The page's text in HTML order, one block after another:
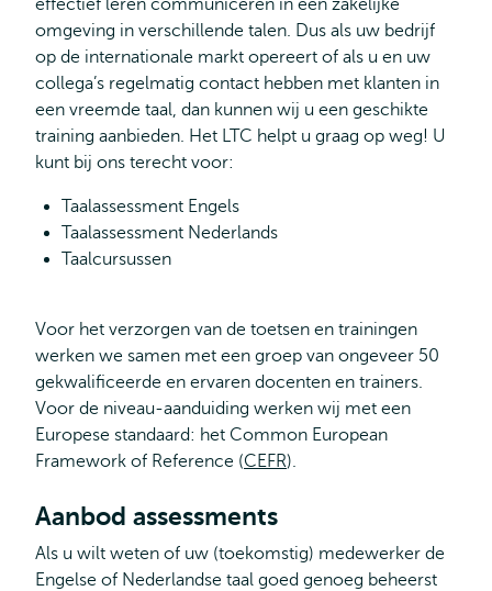
effectief leren communiceren in een zakelijke
omgeving in verschillende talen. Dus als uw bedrijf
op de internationale markt opereert of als u en uw
collega’s regelmatig contact hebben met klanten in
een vreemde taal, dan kunnen wij u een geschikte
training aanbieden. Het LTC helpt u graag op weg! U
kunt bij ons terecht voor:
Taalassessment Engels
Taalassessment Nederlands
Taalcursussen
Voor het verzorgen van de toetsen en trainingen
werken we samen met een groep van ongeveer 50
gekwalificeerde en ervaren docenten en trainers.
Voor de niveau-aanduiding werken wij met een
Europese standaard: het Common European
Framework of Reference (CEFR).
Aanbod assessments
Als u wilt weten of uw (toekomstig) medewerker de
Engelse of Nederlandse taal goed genoeg beheerst